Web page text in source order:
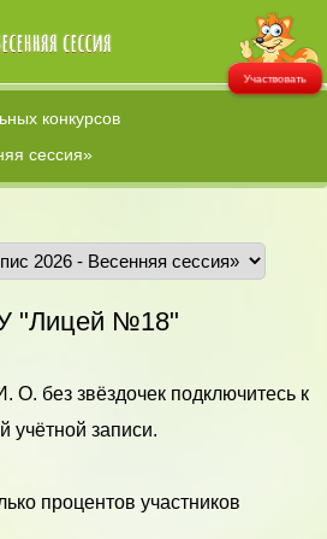
Участвовать
конкурсов
сессия»
"Лицей №18"
без звёздочек подключитесь к
учётной записи.
процентов участников